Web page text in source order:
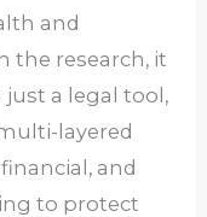
and
the research, it
a legal tool,
layered
and
to protect